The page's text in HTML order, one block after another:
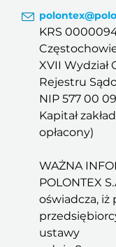
KRS
XVII Wydział
Rejestru
NIP 577 00
Kapitał
opłacony)
WAŻNA
POLONTEX
oświadcza,
ustawy